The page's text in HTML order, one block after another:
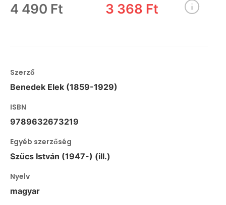
4 490 Ft 3 368 Ft
Szerző
Benedek Elek (1859-1929)
ISBN
9789632673219
Egyéb szerzőség
Szűcs István (1947-) (ill.)
Nyelv
magyar